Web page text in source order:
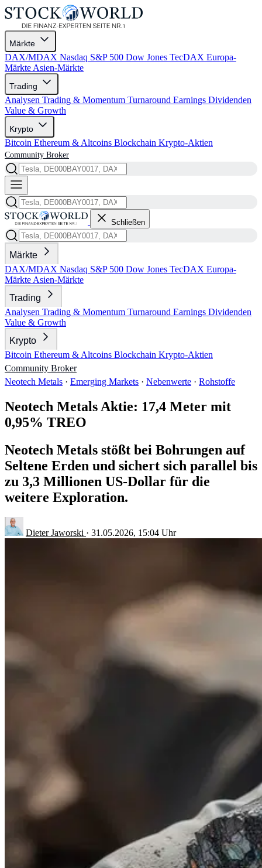
Märkte
DAX/MDAX Nasdaq S&P 500 Dow Jones TecDAX Europa-
Märkte Asien-Märkte
Trading
Analysen Trading & Momentum Turnaround Earnings Dividenden
Value & Growth
Krypto
Bitcoin Ethereum & Altcoins Blockchain Krypto-Aktien
Community Broker
Schließen
Märkte
DAX/MDAX Nasdaq S&P 500 Dow Jones TecDAX Europa-
Märkte Asien-Märkte
Trading
Analysen Trading & Momentum Turnaround Earnings Dividenden
Value & Growth
Krypto
Bitcoin Ethereum & Altcoins Blockchain Krypto-Aktien
Community Broker
Neotech Metals · Emerging Markets · Nebenwerte · Rohstoffe
Neotech Metals Aktie: 17,4 Meter mit
0,95% TREO
Neotech Metals stößt bei Bohrungen auf
Seltene Erden und sichert sich parallel bis
zu 3,3 Millionen US-Dollar für die
weitere Exploration.
Dieter Jaworski · 31.05.2026, 15:04 Uhr